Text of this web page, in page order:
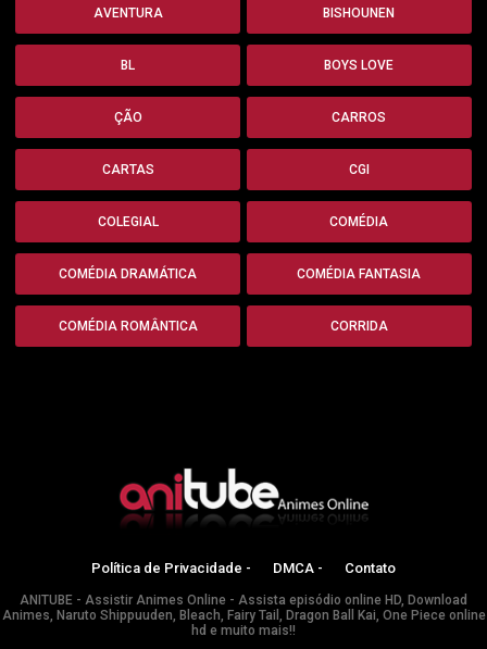
AVENTURA BISHOUNEN
BL BOYS LOVE
ÇÃO CARROS
CARTAS CGI
COLEGIAL COMÉDIA
COMÉDIA DRAMÁTICA COMÉDIA FANTASIA
COMÉDIA ROMÂNTICA CORRIDA
Política de Privacidade - DMCA - Contato
ANITUBE - Assistir Animes Online - Assista episódio online HD, Download
Animes, Naruto Shippuuden, Bleach, Fairy Tail, Dragon Ball Kai, One Piece online
hd e muito mais!!